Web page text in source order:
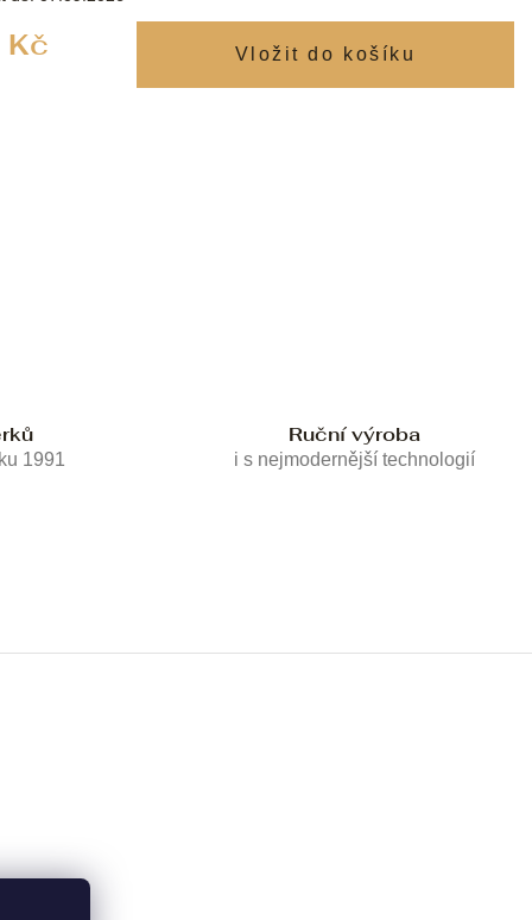
1991
Ruční výroba
i s nejmodernější technologií